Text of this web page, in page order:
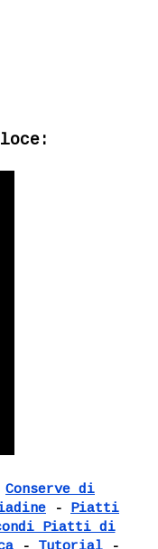
Conserve di
- Piatti
Piatti di